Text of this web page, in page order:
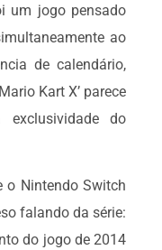
um jogo pensado
ao
de calendário,
Kart X’ parece
do
o Nintendo Switch
falando da série:
do jogo de 2014